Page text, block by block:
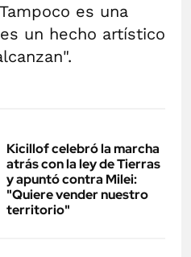
es una
un hecho artístico
Kicillof celebró la marcha
atrás con la ley de Tierras
y apuntó contra Milei:
"Quiere vender nuestro
territorio"